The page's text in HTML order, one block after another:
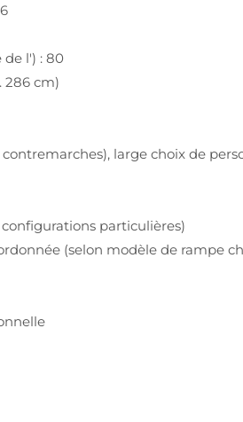
de l') : 80
286 cm)
large choix de
particulières)
(selon modèle de rampe